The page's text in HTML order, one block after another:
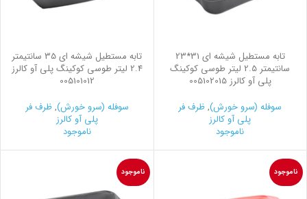
تابه مستطیل شیشه ای 31*23
سانتیمتر 2.5 لیتر طوسی کوکینگ
پلی آو کالرز 005102015
سوفله (سرو خورش),ظرف فر
پلی آو کالرز
ناموجود
تابه مستطیل شیشه ای 35 سانتیمتر
2.4 لیتر طوسی کوکینگ پلی آو کالرز
005101012
سوفله (سرو خورش),ظرف فر
پلی آو کالرز
ناموجود
ناموجود ناموجود